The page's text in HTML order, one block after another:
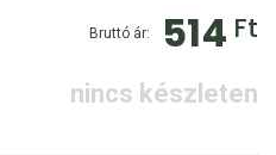
Bruttó ár: 514 Ft
nincs készleten